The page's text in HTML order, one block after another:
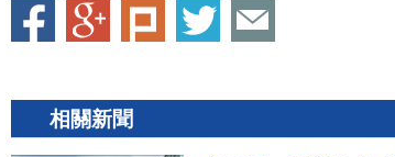
相關新聞